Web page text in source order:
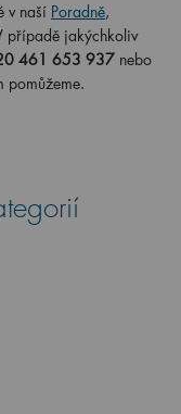
v naší Poradně,
případě jakýchkoliv
461 653 937 nebo
pomůžeme.